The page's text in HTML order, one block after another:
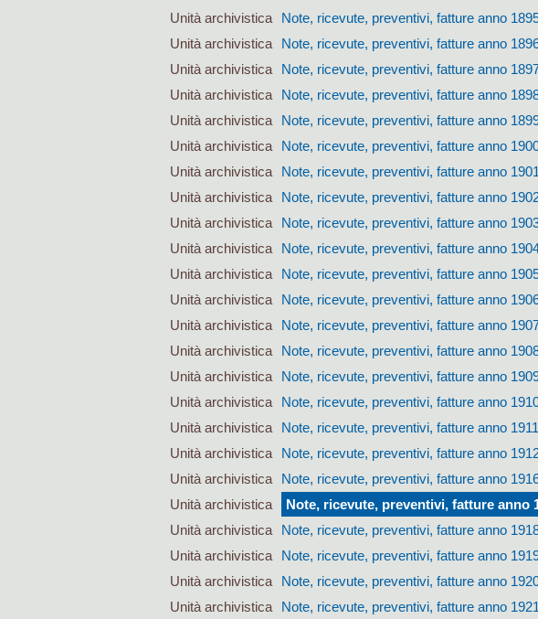
Unità archivistica
Note, ricevute, preventivi, fatture anno
Unità archivistica
Note, ricevute, preventivi, fatture anno
Unità archivistica
Note, ricevute, preventivi, fatture anno
Unità archivistica
Note, ricevute, preventivi, fatture anno
Unità archivistica
Note, ricevute, preventivi, fatture anno
Unità archivistica
Note, ricevute, preventivi, fatture anno
Unità archivistica
Note, ricevute, preventivi, fatture anno 1901
Unità archivistica
Note, ricevute, preventivi, fatture anno
Unità archivistica
Note, ricevute, preventivi, fatture anno
Unità archivistica
Note, ricevute, preventivi, fatture anno
Unità archivistica
Note, ricevute, preventivi, fatture anno
Unità archivistica
Note, ricevute, preventivi, fatture anno
Unità archivistica
Note, ricevute, preventivi, fatture anno
Unità archivistica
Note, ricevute, preventivi, fatture anno
Unità archivistica
Note, ricevute, preventivi, fatture anno
Unità archivistica
Note, ricevute, preventivi, fatture anno
Unità archivistica
Note, ricevute, preventivi, fatture anno 1911
Unità archivistica
Note, ricevute, preventivi, fatture anno
Unità archivistica
Note, ricevute, preventivi, fatture anno
Unità archivistica
Note, ricevute, preventivi, fatture anno
Unità archivistica
Note, ricevute, preventivi, fatture anno
Unità archivistica
Note, ricevute, preventivi, fatture anno
Unità archivistica
Note, ricevute, preventivi, fatture anno
Unità archivistica
Note, ricevute, preventivi, fatture anno 1921